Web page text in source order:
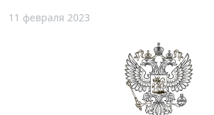
11 февраля 2023